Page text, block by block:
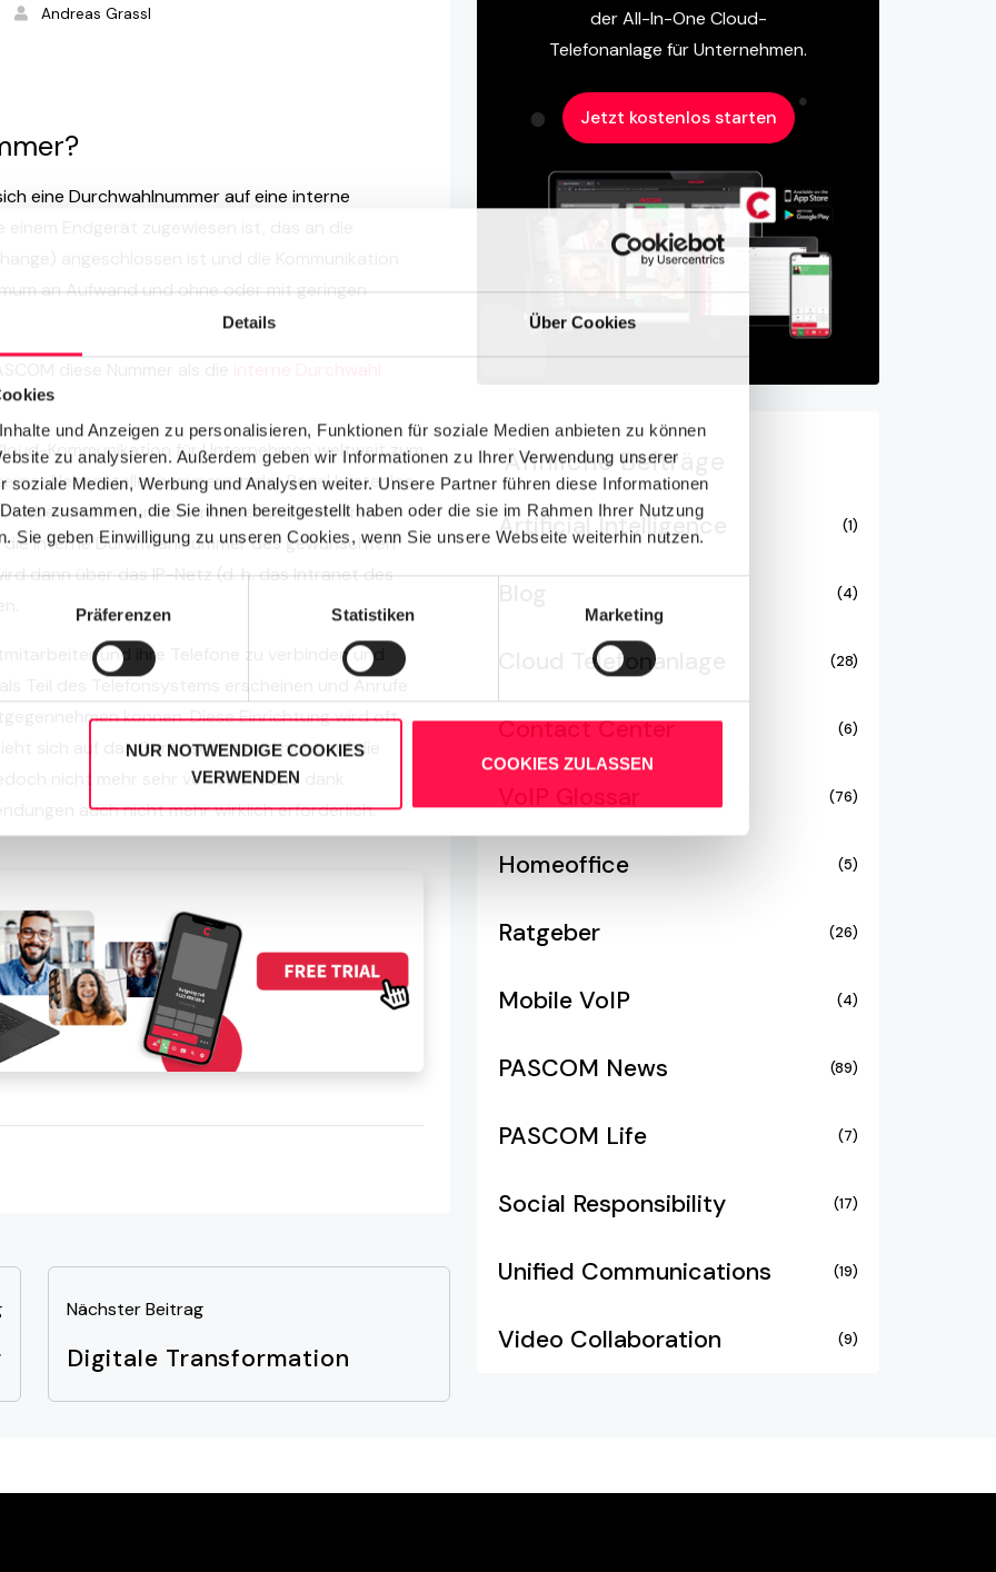
Details Über Cookies
und Anzeigen zu personalisieren, Funktionen für soziale Medien anbieten zu können
zu analysieren. Außerdem geben wir Informationen zu Ihrer Verwendung unserer
soziale Medien, Werbung und Analysen weiter. Unsere Partner führen diese Informationen
zusammen, die Sie ihnen bereitgestellt haben oder die sie im Rahmen Ihrer Nutzung
Sie geben Einwilligung zu unseren Cookies, wenn Sie unsere Webseite weiterhin nutzen.
Präferenzen Statistiken Marketing
NUR NOTWENDIGE COOKIES
VERWENDEN
COOKIES ZULASSEN
Andreas Grassl
eine Durchwahlnummer auf eine interne
Endgerät zugewiesen ist, das an die
angeschlossen ist und die Kommunikation
an Aufwand und ohne oder mit geringen
diese Nummer als die
Kommunikation für Unternehmen weltweit zum
Nebenstellennummern in der Regel kostenlos
für Unternehmen mit mehreren
interne Durchwahlnummer des gewünschten
dann über das IP-Netz (d. h. das Intranet des
und ihre Telefone zu verbinden und
Teil des Telefonsystems erscheinen und Anrufe
können. Diese Einrichtung wird oft
sich auf das Gerät selbst und nicht auf die
nicht mehr sehr verbreitet und dank
auch nicht mehr wirklich erforderlich.
Nächster Beitrag
Digitale Transformation
der All-In-One Cloud-
Telefonanlage für Unternehmen.
Jetzt kostenlos starten
ÄhnlicheBeiträge
Artificial Intelligence (1)
(4)
Cloud Telefonanlage (28)
Contact Center (6)
(76)
Homeoffice (5)
Ratgeber (26)
Mobile VoIP (4)
PASCOM News (89)
PASCOM Life (7)
Social Responsibility (17)
Unified Communications (19)
Video Collaboration (9)